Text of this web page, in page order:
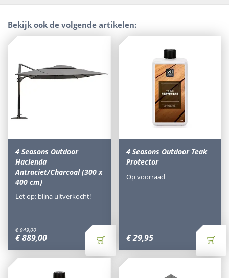
Bekijk ook de volgende artikelen:
4 Seasons Outdoor
Hacienda
Antraciet/Charcoal (300 x
400 cm)
€ 949,00
€889,00
Let op: bijna uitverkocht!
4 Seasons Outdoor Teak
Protector
€29,95
Op voorraad